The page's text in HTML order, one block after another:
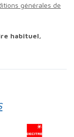
générales de